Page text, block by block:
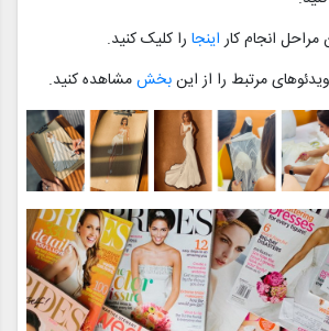
مراحل انجام کاراینجا را کلیک کنید.
مرتبط را از اینبخشمشاهده کنید.